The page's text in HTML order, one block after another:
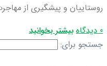
روستاییان و پیشگیری از
0 دیدگاه
بیشتر بخوانید
جستجو برای: